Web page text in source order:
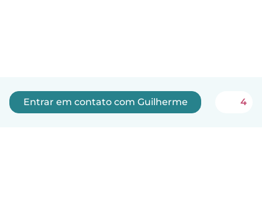
Entrar em contato com Guilherme 4